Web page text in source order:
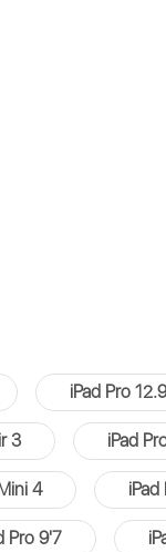
iPad Pro
3 iPad
4 iPad
Pro 9'7